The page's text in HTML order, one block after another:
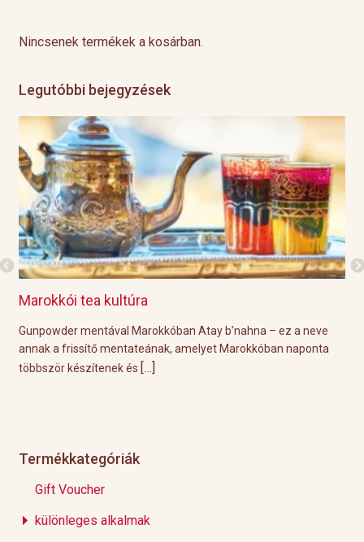
Nincsenek termékek a kosárban.
Legutóbbi bejegyzések
Marokkói tea kultúra
Gunpowder mentával Marokkóban Atay b’nahna – ez a neve
annak a frissítő mentateának, amelyet Marokkóban naponta
többször készítenek és[…]
Termékkategóriák
Gift Voucher
különleges alkalmak